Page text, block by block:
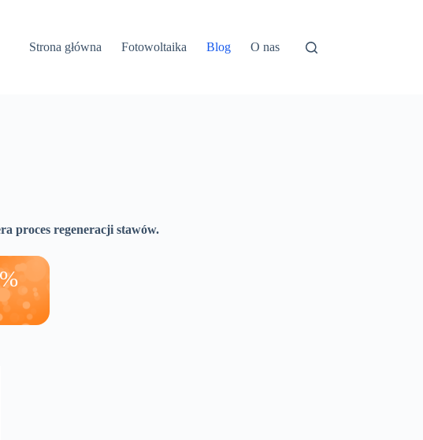
Strona główna Fotowoltaika Blog O nas
proces regeneracji stawów.